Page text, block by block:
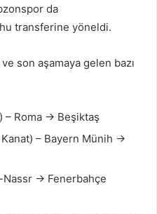
da
transferine yöneldi.
son aşamaya gelen bazı
– Roma → Beşiktaş
– Bayern Münih →
Nassr → Fenerbahçe